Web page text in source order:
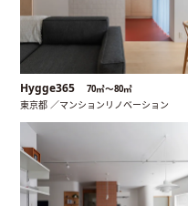
Hygge365 70㎡〜80㎡
東京都 ／マンションリノベーション